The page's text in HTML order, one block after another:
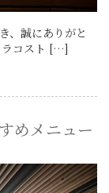
、誠にありがと
ラコスト […]
めメニュー